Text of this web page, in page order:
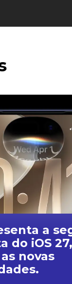
a
do iOS 27,
novas